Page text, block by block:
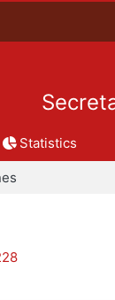
Statistics